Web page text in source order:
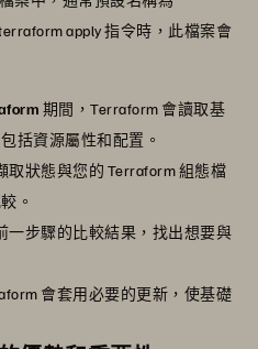
apply 指令時，此檔案會
期間，Terraform 會讀取基
括資源屬性和配置。
取狀態與您的 Terraform 組態檔
。
一步驟的比較結果，找出想要與
會套用必要的更新，使基礎